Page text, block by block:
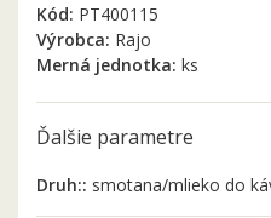
Kód: PT400115
Výrobca: Rajo
Merná jednotka: ks
Ďalšie parametre
Druh:: smotana/mlieko do